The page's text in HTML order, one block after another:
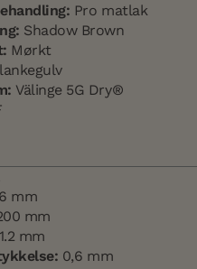
Pro matlak
Shadow Brown
Mørkt
Välinge 5G Dry®
mm
mm
mm
0,6 mm